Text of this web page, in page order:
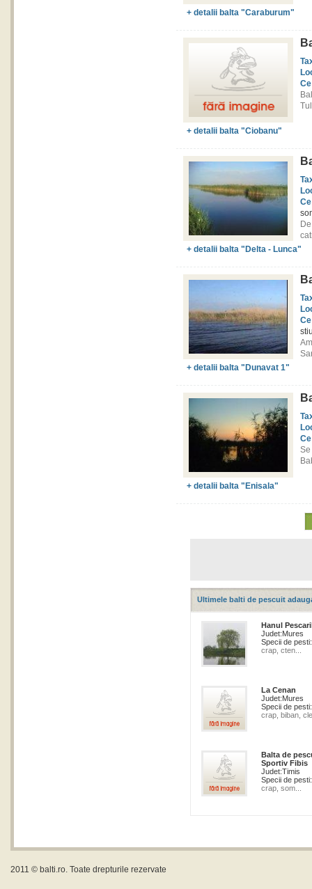
+ detalii balta "Caraburum"
+ detalii balta "Ciobanu"
+ detalii balta "Delta - Lunca"
+ detalii balta "Dunavat 1"
+ detalii balta "Enisala"
Ultimele balti de pescuit
Hanul
Judet:Mures
Specii de pesti:
crap, cten...
La Cenan
Judet:Mures
Specii de pesti:
crap, biban,
Balta de
Sportiv Fibis
Judet:Timis
Specii de pesti:
crap, som...
2011 © balti.ro. Toate drepturile rezervate